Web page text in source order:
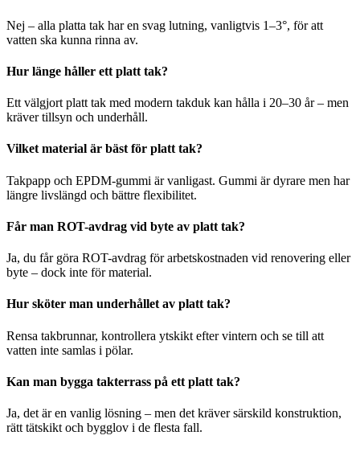
Nej – alla platta tak har en svag lutning, vanligtvis 1–3°, för att
vatten ska kunna rinna av.
Hur länge håller ett platt tak?
Ett välgjort platt tak med modern takduk kan hålla i 20–30 år – men
kräver tillsyn och underhåll.
Vilket material är bäst för platt tak?
Takpapp och EPDM-gummi är vanligast. Gummi är dyrare men har
längre livslängd och bättre flexibilitet.
Får man ROT-avdrag vid byte av platt tak?
Ja, du får göra ROT-avdrag för arbetskostnaden vid renovering eller
byte – dock inte för material.
Hur sköter man underhållet av platt tak?
Rensa takbrunnar, kontrollera ytskikt efter vintern och se till att
vatten inte samlas i pölar.
Kan man bygga takterrass på ett platt tak?
Ja, det är en vanlig lösning – men det kräver särskild konstruktion,
rätt tätskikt och bygglov i de flesta fall.